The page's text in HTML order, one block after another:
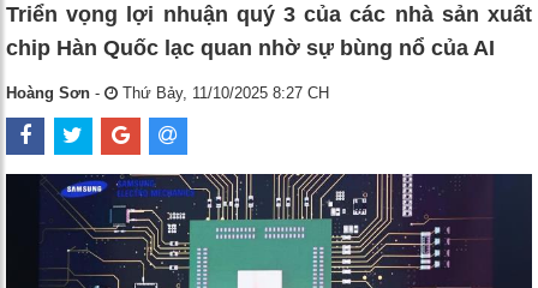
Triển vọng lợi nhuận quý 3 của các nhà sản xuất
chip Hàn Quốc lạc quan nhờ sự bùng nổ của AI
Hoàng Sơn - Thứ Bảy, 11/10/2025 8:27 CH